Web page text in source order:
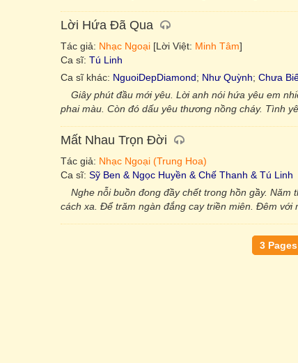
Lời Hứa Đã Qua
Tác giả: Nhạc Ngoại [Lời Việt: Minh Tâm]
Ca sĩ: Tú Linh
Ca sĩ khác: NguoiDepDiamond; Như Quỳnh; Chưa
Giây phút đầu mới yêu. Lời anh nói hứa yêu em
phai màu. Còn đó dấu yêu thương nồng cháy. Tình
Mất Nhau Trọn Đời
Tác giả: Nhạc Ngoại (Trung Hoa)
Ca sĩ: Sỹ Ben & Ngọc Huyền & Chế Thanh & Tú Linh
Nghe nỗi buồn đong đầy chết trong hồn gầy.
cách xa. Để trăm ngàn đắng cay triền miên. Đêm với
3 Pages